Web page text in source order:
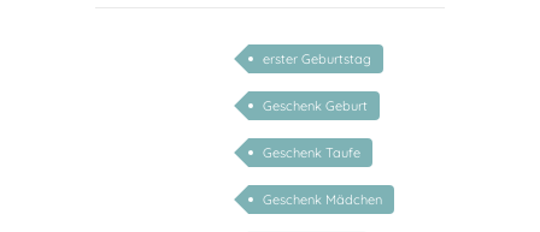
erster Geburtstag
Geschenk Geburt
Geschenk Taufe
Geschenk Mädchen